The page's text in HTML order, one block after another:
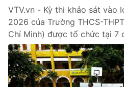
Hậu trường
Nhân vật
Khán giả
Giải sao mai
Điện ảnh
Âm nhạc
Sao
Đời sống
Du lịch
Làm đẹp
Chất lượng cuộc sống
Giáo dục
Tuyển sinh
Công nghệ
VTV.vn - Kỳ thi khảo sát vào
2026 của Trường THCS-
Chí Minh) được tổ chức tại 7